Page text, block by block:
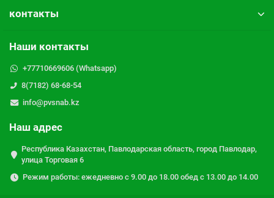
контакты
Наши контакты
+77710669606 (Whatsapp)
8(7182) 68-68-54
info@pvsnab.kz
Наш адрес
Республика Казахстан, Павлодарская область, город Павлодар,
улица Торговая 6
Режим работы: ежедневно с 9.00 до 18.00 обед с 13.00 до 14.00